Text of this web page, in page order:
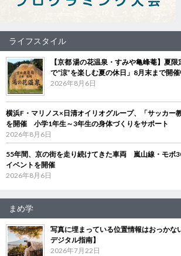
ライフスタイル
【京都 湯の花温泉・すみや亀峰菴】夏
で“涼”を楽しむ夏の休日」8月末まで開催
2026年8月6日
横浜F・マリノス×日清オイリオグループ、「サッカー
を開催 小学1年生～3年生の身体づくりをサポート
2026年8月6日
55年間、京の街を走り続けてきた車両 嵐山線・モボ
イベントを開催
2026年8月6日
まめ学
写真に埋まっている位置情報はおっか
デジタル指南】
2026年7月22日